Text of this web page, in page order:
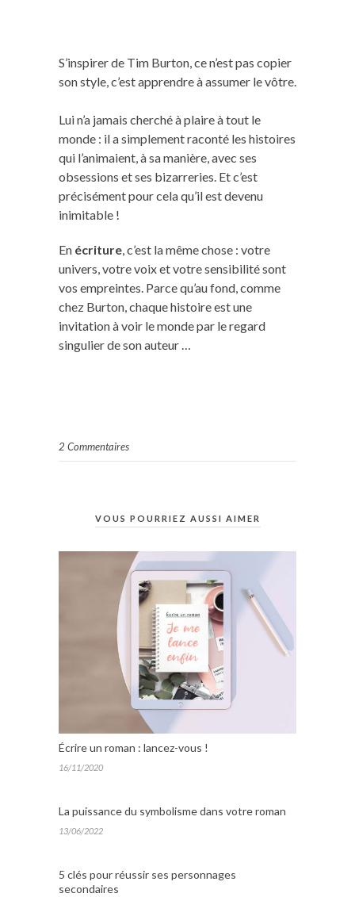
S’inspirer de Tim Burton, ce n’est pas copier
son style, c’est apprendre à assumer le vôtre.
Lui n’a jamais cherché à plaire à tout le
monde : il a simplement raconté les histoires
qui l’animaient, à sa manière, avec ses
obsessions et ses bizarreries. Et c’est
précisément pour cela qu’il est devenu
inimitable !
En écriture , c’est la même chose : votre
univers, votre voix et votre sensibilité sont
vos empreintes. Parce qu’au fond, comme
chez Burton, chaque histoire est une
invitation à voir le monde par le regard
singulier de son auteur …
2 Commentaires
VOUS POURRIEZ AUSSI AIMER
Écrire un roman : lancez-vous !
16/11/2020
La puissance du symbolisme dans votre roman
13/06/2022
5 clés pour réussir ses personnages
secondaires